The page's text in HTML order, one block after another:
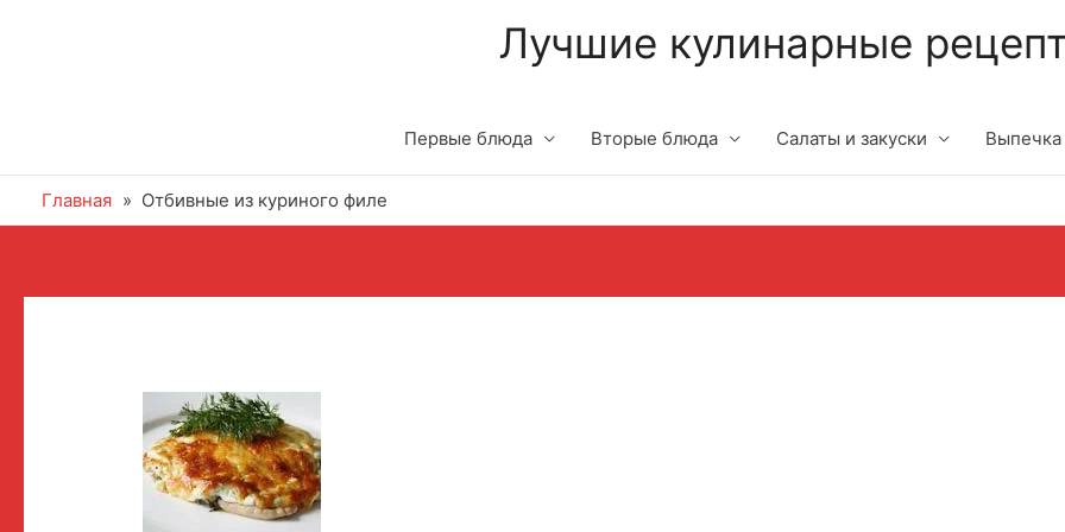
Лучшие кулинарные
Первые блюда Вторые блюда Салаты и закуски Выпечка
Главная Отбивные из куриного филе